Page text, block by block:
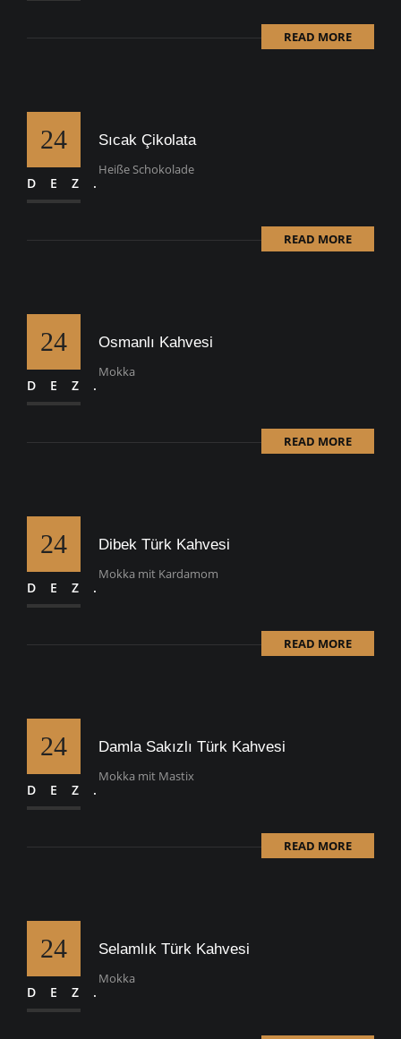
READ MORE
24
DEZ.
Sıcak Çikolata
Heiße Schokolade
READ MORE
24
DEZ.
Osmanlı Kahvesi
Mokka
READ MORE
24
DEZ.
Dibek Türk Kahvesi
Mokka mit Kardamom
READ MORE
24
DEZ.
Damla Sakızlı Türk Kahvesi
Mokka mit Mastix
READ MORE
24
DEZ.
Selamlık Türk Kahvesi
Mokka